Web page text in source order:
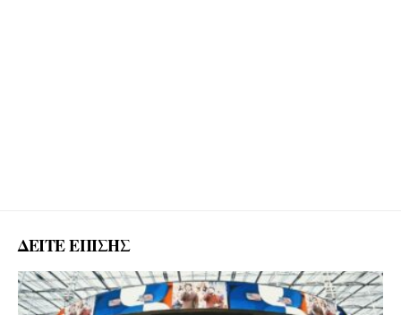
ΔΕΙΤΕ ΕΠΙΣΗΣ